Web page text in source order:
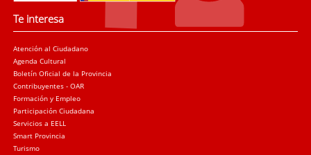
Te interesa
Atención al Ciudadano
Agenda Cultural
Boletín Oficial de la Provincia
Contribuyentes - OAR
Formación y Empleo
Participación Ciudadana
Servicios a EELL
Smart Provincia
Turismo